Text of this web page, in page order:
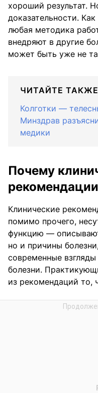
хороший результат.
доказательности.
любая методика
внедряют в другие
может быть уже не
ЧИТАЙТЕ ТАКЖЕ
Колготки —
Минздрав
медики
Почему
Клинические
помимо прочего,
функцию —
но и причины
современные
болезни.
из рекомендаций то,